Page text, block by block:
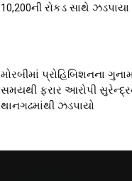
10,200ની રોકડ સાથે ઝડપાયા
મોરબીમાં પ્રોહિબિશનના
સમયથી ફરાર આરોપી
થાનગઢમાંથી ઝડપાયો